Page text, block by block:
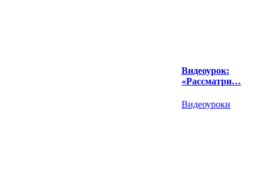
Видеоурок:
«Рассматри…
Видеоуроки